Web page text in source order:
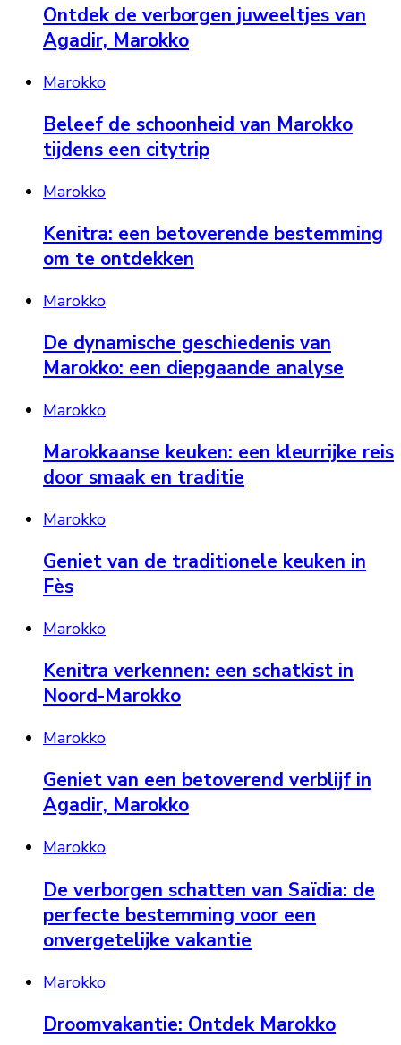
Ontdek de verborgen juweeltjes van
Agadir, Marokko
Marokko
Beleef de schoonheid van Marokko
tijdens een citytrip
Marokko
Kenitra: een betoverende bestemming
om te ontdekken
Marokko
De dynamische geschiedenis van
Marokko: een diepgaande analyse
Marokko
Marokkaanse keuken: een kleurrijke reis
door smaak en traditie
Marokko
Geniet van de traditionele keuken in
Fès
Marokko
Kenitra verkennen: een schatkist in
Noord-Marokko
Marokko
Geniet van een betoverend verblijf in
Agadir, Marokko
Marokko
De verborgen schatten van Saïdia: de
perfecte bestemming voor een
onvergetelijke vakantie
Marokko
Droomvakantie: Ontdek Marokko